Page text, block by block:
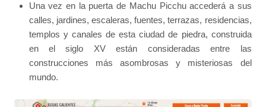
Una vez en la puerta de Machu Picchu accederá a sus
calles, jardines, escaleras, fuentes, terrazas, residencias,
templos y canales de esta ciudad de piedra, construida
en el siglo XV están consideradas entre las
construcciones más asombrosas y misteriosas del
mundo.